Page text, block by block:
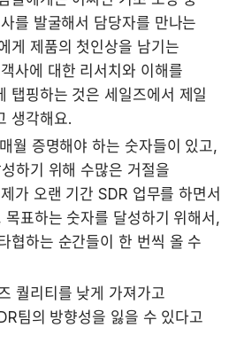
를 발굴해서 담당자를 만나는
게 제품의 첫인상을 남기는
사에 대한 리서치와 이해를
탭핑하는 것은 세일즈에서 제일
생각해요.
월 증명해야 하는 숫자들이 있고,
하기 위해 수많은 거절을
가 오랜 기간 SDR 업무를 하면서
목표하는 숫자를 달성하기 위해서,
협하는 순간들이 한 번씩 올 수
퀄리티를 낮게 가져가고
팀의 방향성을 잃을 수 있다고